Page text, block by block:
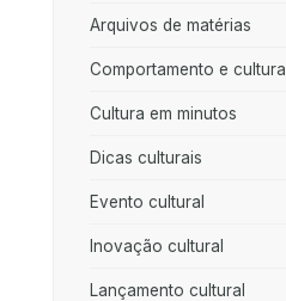
Arquivos de matérias
Comportamento e cultura
Cultura em minutos
Dicas culturais
Evento cultural
Inovação cultural
Lançamento cultural